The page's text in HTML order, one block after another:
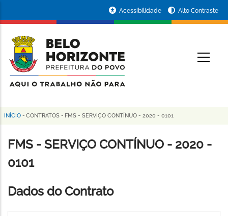
conteúdo
principal
da
Prefeitura
de
Horizonte
Acessibilidade Alto Contraste
Trilha
de
navegação
INÍCIO - CONTRATOS - FMS - SERVIÇO CONTÍNUO - 2020 - 0101
FMS - SERVIÇO CONTÍNUO - 2020 -
0101
Dados do Contrato